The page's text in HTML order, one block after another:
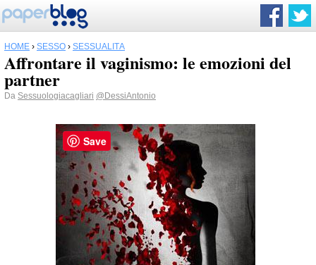
HOME › SESSO › SESSUALITÀ
Affrontare il vaginismo: le emozioni del
partner
Da Sessuologiacagliari @DessiAntonio
Save